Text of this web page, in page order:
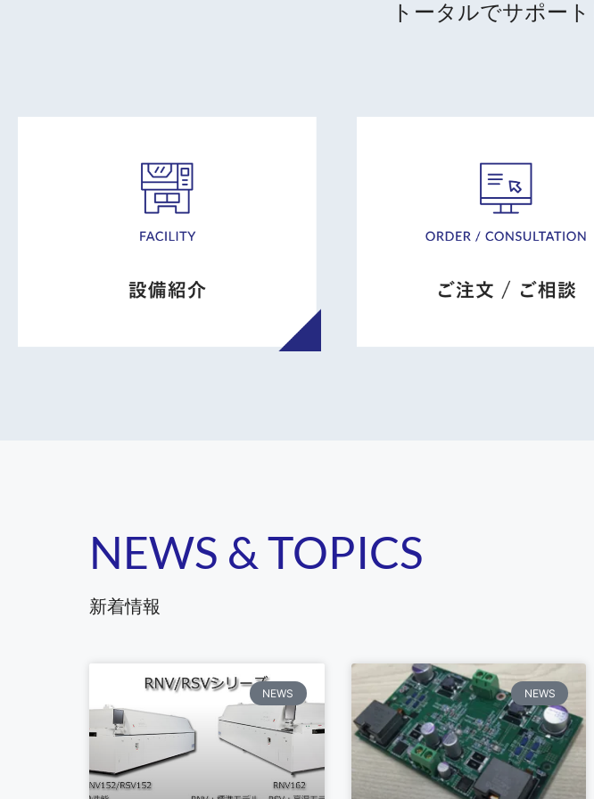
トータルでサポート
NEWS & TOPICS
新着情報
NEWS NEWS